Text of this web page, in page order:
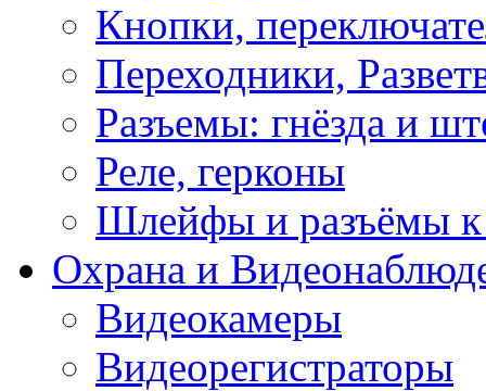
Кнопки,
Переходники,
Разъемы: гнёзда и
Реле, герконы
Шлейфы и разъёмы
Охрана и
Видеокамеры
Видеорегистраторы